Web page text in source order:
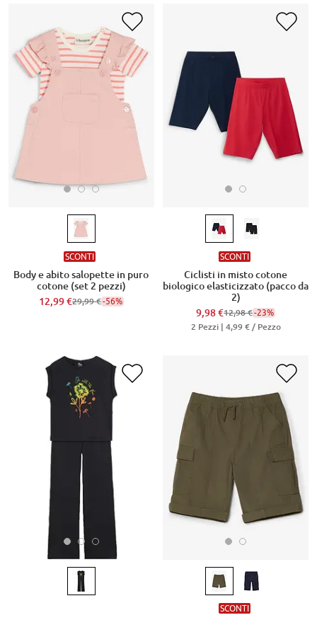
SCONTI
Body e abito salopette in puro
cotone (set 2 pezzi)
12,99 €29,99 €-56%
SCONTI
Ciclisti in misto cotone
biologico elasticizzato (pacco da
2)
9,98 €12,98 €-23%
2 Pezzi | 4,99 €/ Pezzo
SCONTI